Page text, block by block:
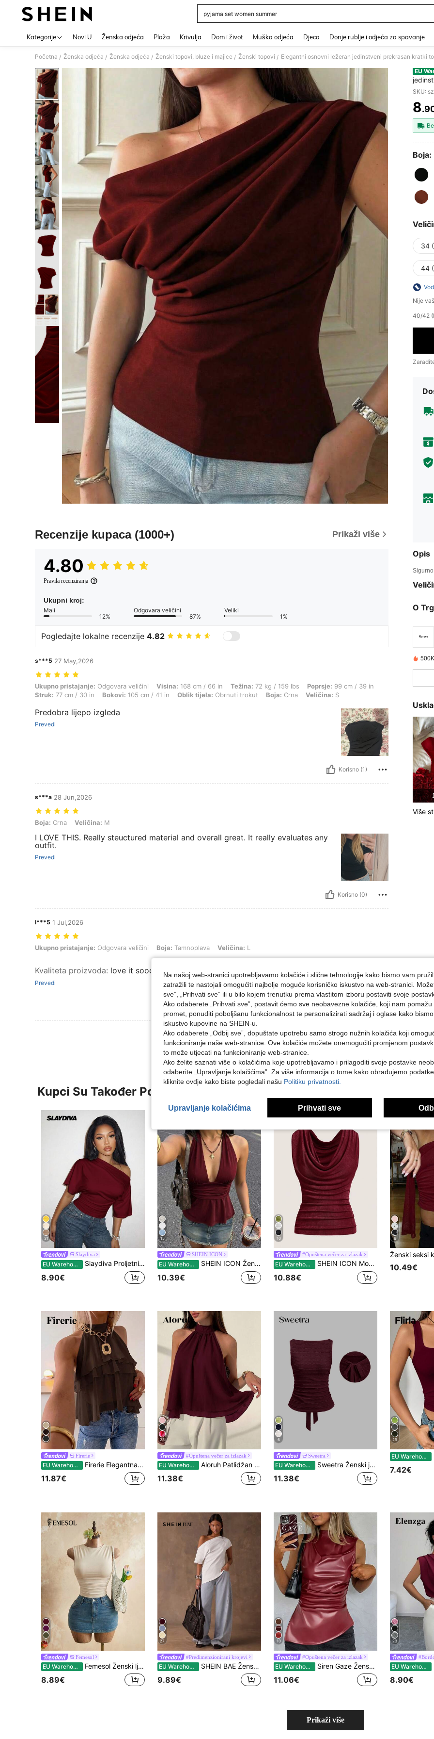
pyjama set women summer
Kategorije Novi U Ženska odjeća Plaža Krivulja Dom i život Muška odjeća Djeca Donje rublje i odjeća za spavanje
Početna / Ženska odjeća / Ženska odjeća / Ženski topovi, bluze i majice / Ženski topovi /
Recenzije kupaca (1000+) Prikaži više
4.80
Pravila recenziranja
Ukupni kroj:
Mali
12%
Odgovara veličini
87%
Veliki
1%
Pogledajte lokalne recenzije 4.82
s***5 27 May,2026
Ukupno pristajanje: Odgovara veličini, Visina: 168 cm / 66 in, Težina: 72 kg / 159 lbs, Poprsje: 99 cm / 39 in, Struk: 77 cm / 30 in, Bokovi: 105 cm /
Ukupno pristajanje: Odgovara veličini Visina: 168 cm / 66 in Težina: 72 kg / 159 lbs Poprsje: 99 cm / 39 in
Struk: 77 cm / 30 in Bokovi: 105 cm / 41 in Oblik tijela: Obrnuti trokut Boja: Crna Veličina: S
Predobra lijepo izgleda
Prevedi
Korisno (1)
s***a 28 Jun,2026
Boja: Crna, Veličina: M
Boja: Crna Veličina: M
I LOVE THIS. Really steuctured material and overall great. It really evaluates any
outfit.
Prevedi
Korisno (0)
l***5 1 Jul,2026
Ukupno pristajanje: Odgovara veličini, Boja: Tamnoplava, Veličina: L
Ukupno pristajanje: Odgovara veličini Boja: Tamnoplava Veličina: L
Kvaliteta proizvoda: love it sooooo much!!!!!!!!!! !!!!!!!!!!!!
Prevedi
Korisno (0)
Pogledaj Više Recenzija
EU
seksi
SKU:
8
Boja:
34
44
Nije
40/42
Opis
O
Više
Kupci Su Također Pogledali
31
Slaydiva
EU Warehouse Slaydiva Proljetni/ljetni odmor na plaži Elegantni romantični seksi spoj za zabavu rođendanska zabava ležerni elegantni top spuštenih ramena širokog kroja, nabrane struka bijela majica kratkih rukava - A
8.90€
15
SHEIN ICON
EU Warehouse SHEIN ICON Ženska crna majica bez rukava s otvorenim leđima za nokte Halloween
10.39€
10
#Opuštena večer za izlazak
EU Warehouse SHEIN ICON Moderan jednobojni top bez rukava s nabranim izrezom i uskim krojem
10.88€
6
10.49€
Firerie
EU Warehouse Firerie Elegantna tamnosmeđa široka šifon bluza s volanima na asimetričnom izrezu, lagani top za ljetni banket, vjenčanje i tihi luksuz
11.87€
23
#Opuštena večer za izlazak
EU Warehouse Aloruh Patlidžan ljubičasti seksi novi boemski minimalistički top od šifona s izrezom na halteru i naborima A-kroja za žene, proljeće/ljeto
11.38€
6
Sweetra
EU Warehouse Sweetra Ženski jednobojni plisirani ležerni svestrani top za svakodnevno nošenje
11.38€
29
EU Warehouse
7.42€
11
Femesol
EU Warehouse Femesol Ženski ljetni jednobojni plisirani top s okruglim izrezom
8.89€
27
#Predimenzionirani krojevi
EU Warehouse SHEIN BAE Ženska potpuno bijela, ljetna, jednostavna, svakodnevna moderna ležerna majica jednobojne boje s asimetričnim ramenom za slojevit stil, kupovinu, Božić, posao i školu
9.89€
10
#Opuštena večer za izlazak
EU Warehouse Siren Gaze Ženska ležerna modna majica bez rukava s plisiranim ovratnikom iz 90-ih, proljeće/jesen, jednobojna, od PU materijala, bez rukava, vino crvene boje, top za izlaske, jesenski božićni, elegantni, ljetni, novogodišnji, bordo, za Valentinovo
11.06€
23
EU Warehouse
8.90€
Prikaži više
Na našoj web-stranici upotrebljavamo kolačiće i slične tehnologije kako bismo vam
zatražili te nastojali omogućiti najbolje moguće korisničko iskustvo na web-stranici.
sve”, „Prihvati sve” ili u bilo kojem trenutku prema vlastitom izboru postaviti svoje
Ako odaberete „Prihvati sve”, postavit ćemo sve neobavezne kolačiće, koji nam
promet, ponuditi poboljšanu funkcionalnost te personalizirati sadržaj i oglase kako
iskustvo kupovine na SHEIN-u.
Ako odaberete „Odbij sve”, dopuštate upotrebu samo strogo nužnih kolačića koji
funkcioniranje naše web-stranice. Ove kolačiće možete onemogućiti promjenom
to može utjecati na funkcioniranje web-stranice.
Ako želite saznati više o kolačićima koje upotrebljavamo i prilagoditi svoje postavke
odaberite „Upravljanje kolačićima”. Za više informacija o tome kako obrađujemo
kliknite ovdje kako biste pogledali našu Politiku privatnosti.
Upravljanje kolačićima Prihvati sve